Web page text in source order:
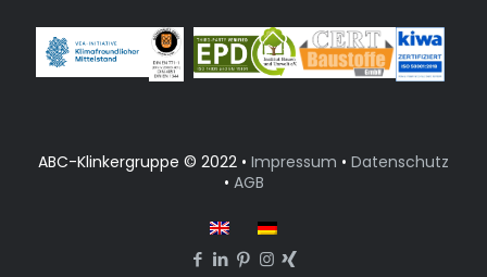
ABC-Klinkergruppe © 2022 • Impressum • Datenschutz
• AGB